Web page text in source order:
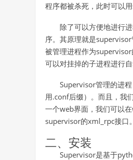
程序都被杀死，此时可以
除了可以方便地进行
序。其原理就是
被管理进程作为
可以对挂掉的子进程进行
Supervisor管理的进
用.conf后缀）。而且，我
一个web界面，我们可以
supervisor的xml_rpc接口。
二、安装
Supervisor是基于